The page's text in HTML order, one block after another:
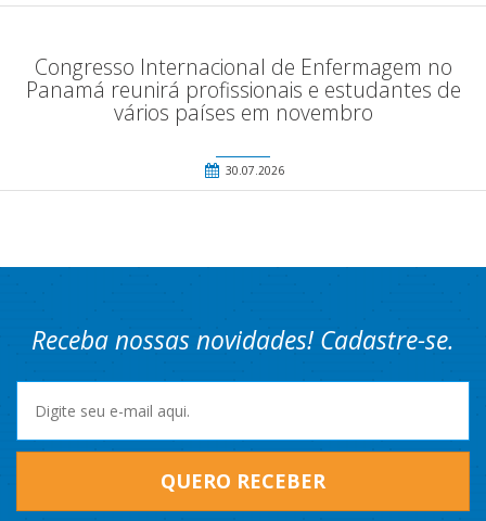
Congresso Internacional de Enfermagem no
Panamá reunirá profissionais e estudantes de
vários países em novembro
30.07.2026
Receba nossas novidades! Cadastre-se.
QUERO RECEBER